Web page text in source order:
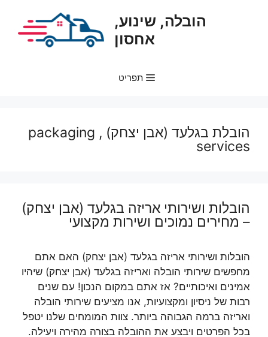
הובלה, שינוע,
אחסון
תפריט
הובלת בגלעד (אבן יצחק) , packaging
services
הובלות ושירותי אריזה בגלעד (אבן יצחק)
– מחירים נמוכים ושירות מקצועי
הובלות ושירותי אריזה בגלעד (אבן יצחק) האם אתם
מחפשים שירותי הובלה ואריזה בגלעד (אבן יצחק) שיהיו
אמינים ואיכותיים? אז אתם במקום הנכון! עם שנים
רבות של ניסיון ומקצועיות, אנו מציעים שירותי הובלה
ואריזה ברמה הגבוהה ביותר. צוות המומחים שלנו יטפל
בכל הפרטים ויבצע את ההובלה בצורה מהירה ויעילה.